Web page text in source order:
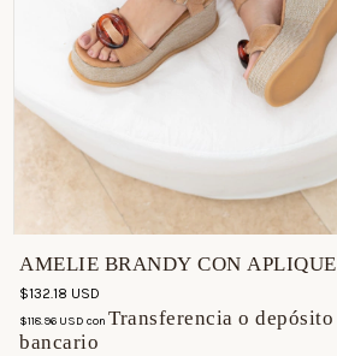
AMELIE BRANDY CON APLIQUE
$132.18 USD
$118.96 USD con Transferencia o depósito
bancario